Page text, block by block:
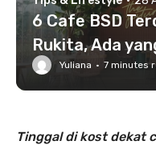
6 Cafe BSD
Rukita, Ada
Yuliana · 7 minutes
Tinggal di kost dekat